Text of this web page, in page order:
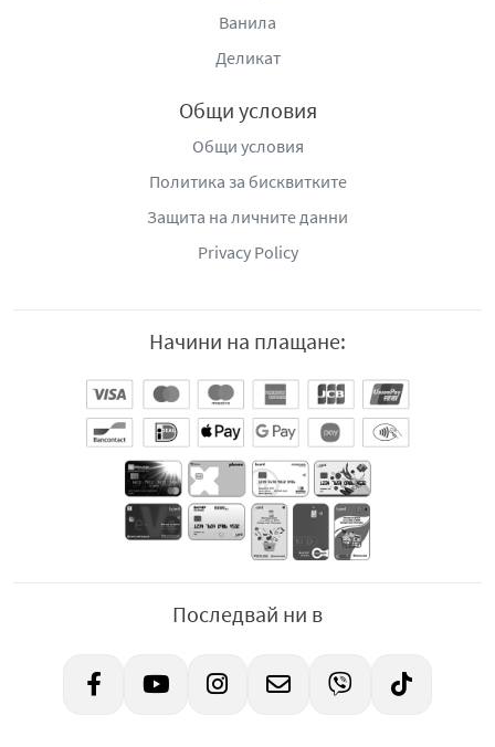
Ванила
Деликат
Общи условия
Общи условия
Политика за бисквитките
Защита на личните данни
Privacy Policy
Начини на плащане:
Последвай ни в